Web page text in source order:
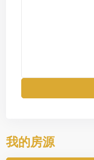
我的房源